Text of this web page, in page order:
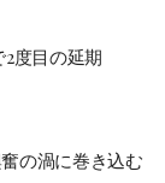
2度目の延期
の渦に巻き込む